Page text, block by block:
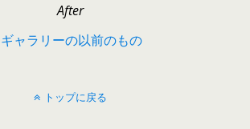
After
ャラリーの以前のもの
トップに戻る